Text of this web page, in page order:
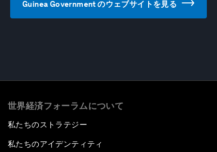
Guinea Government のウェブサイトを見る
世界経済フォーラムについて
私たちのストラテジー
私たちのアイデンティティ